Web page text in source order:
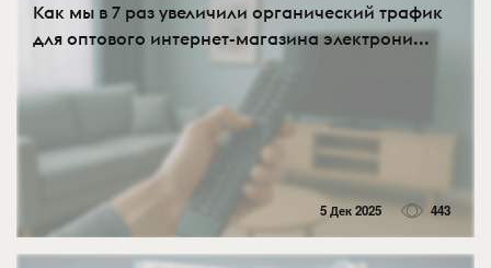
Как мы в 7 раз увеличили органический трафик
для оптового интернет-магазина электрони...
5 Дек 2025 443